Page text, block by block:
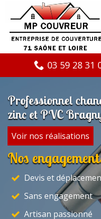
03 59 28 31
Professionnel
zinc et PVC
Voir nos réalisations
Nos
Devis et
Sans engagement
Artisan passionné